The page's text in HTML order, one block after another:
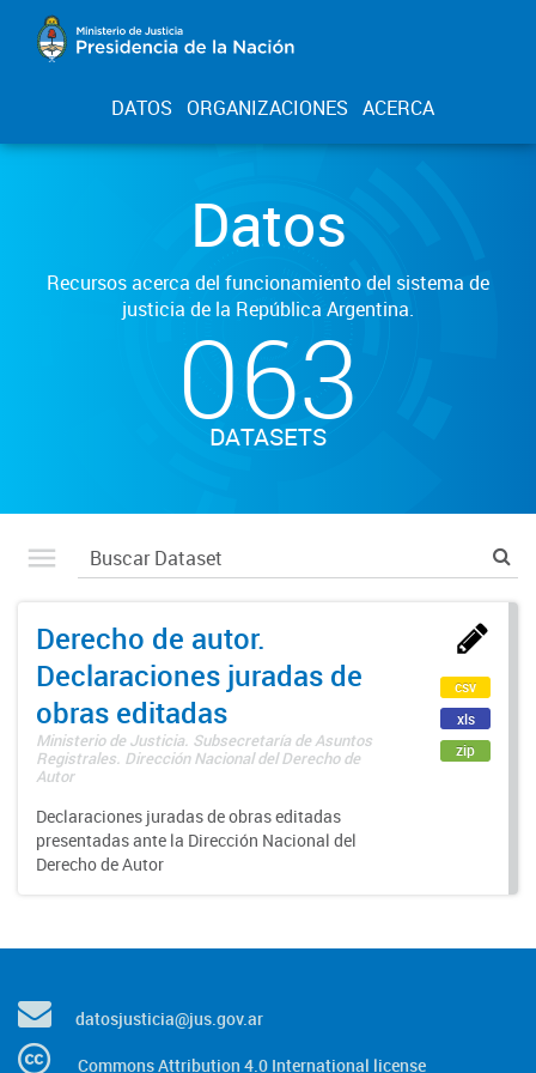
DATOS ORGANIZACIONES ACERCA
Datos
Recursos acerca del funcionamiento del sistema de
justicia de la República Argentina.
063
DATASETS
Derecho de autor.
Declaraciones juradas de
obras editadas
Ministerio de Justicia. Subsecretaría de Asuntos
Registrales. Dirección Nacional del Derecho de
Autor
Declaraciones juradas de obras editadas
presentadas ante la Dirección Nacional del
Derecho de Autor
csv
xls
zip
datosjusticia@jus.gov.ar
Commons Attribution 4.0 International license